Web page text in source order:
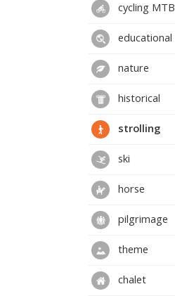
cycling MTB
educational
nature
historical
strolling
ski
horse
pilgrimage
theme
chalet